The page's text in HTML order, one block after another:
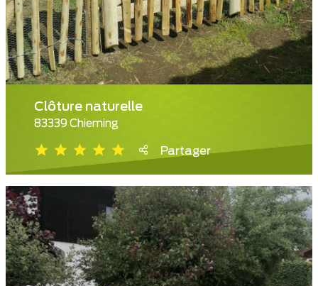
Clôture naturelle
83339 Chieming
Partager